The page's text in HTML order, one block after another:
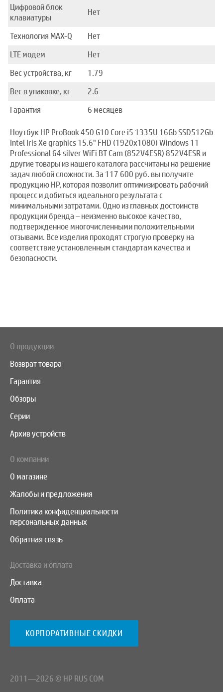
Цифровой блок
клавиатуры
Нет
Технология MAX-Q
Нет
LTE модем
Нет
Вес устройства, кг
1.79
Вес в упаковке, кг
2.6
Гарантия
6 месяцев
Ноутбук HP ProBook 450 G10 Core i5 1335U 16Gb SSD512Gb
Intel Iris Xe graphics 15.6" FHD (1920x1080) Windows 11
Professional 64 silver WiFi BT Cam (852V4ESR) 852V4ESR и
другие товары из нашего каталога рассчитаны на решение
задач любой сложности. За 117 600 руб. вы получите
продукцию HP, которая позволит оптимизировать рабочий
процесс и добиться идеального результата с
минимальными затратами. Одно из главных достоинств
продукции бренда – неизменно высокое качество,
подтвержденное многочисленными положительными
отзывами. Все изделия проходят строгую проверку на
соответствие установленным стандартам качества и
безопасности.
О продукции
Возврат товара
Гарантия
Обзоры
Серии
Архив устройств
О компании
О магазине
Жалобы и предложения
Политика конфиденциальности
персональных данных
Обратная связь
Доставка и оплата
Доставка
Оплата
КОРПОРАТИВНЫЕ СКИДКИ
2011—2026 © HP RUS COM